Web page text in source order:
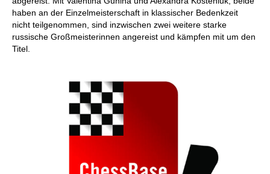
haben an der Einzelmeisterschaft in klassischer Bedenkzeit
nicht teilgenommen, sind inzwischen zwei weitere starke
russische Großmeisterinnen angereist und kämpfen mit um den
Titel.